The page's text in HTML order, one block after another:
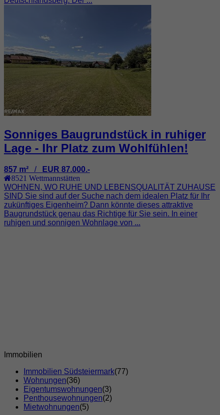
Sonniges Baugrundstück in ruhiger
Lage - Ihr Platz zum Wohlfühlen!
857 m² / EUR 87.000.-
8521 Wettmannstätten
WOHNEN, WO RUHE UND LEBENSQUALITÄT ZUHAUSE
SIND Sie sind auf der Suche nach dem idealen Platz für Ihr
zukünftiges Eigenheim? Dann könnte dieses attraktive
Baugrundstück genau das Richtige für Sie sein. In einer
ruhigen und sonnigen Wohnlage von ...
Immobilien
Immobilien Südsteiermark(77)
Wohnungen(36)
Eigentumswohnungen(3)
Penthousewohnungen(2)
Mietwohnungen(5)